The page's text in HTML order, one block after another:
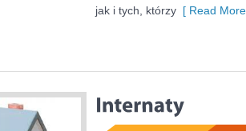
jak i tych, którzy [ Read